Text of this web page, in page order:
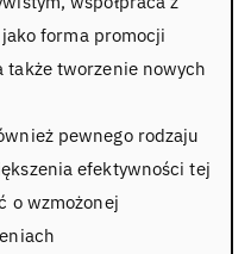
forma promocji
także tworzenie nowych
pewnego rodzaju
efektywności tej
o wzmożonej